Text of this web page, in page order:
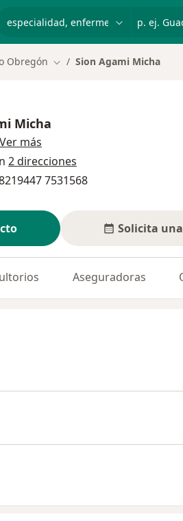
Obregón Cambiar de ciudad
Sion Agami Micha
Micha
Ver más
2 direcciones
7531568
Solicita
Aseguradoras